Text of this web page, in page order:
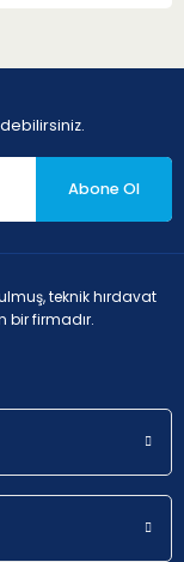
Abone Ol
teknik hırdavat
bir firmadır.